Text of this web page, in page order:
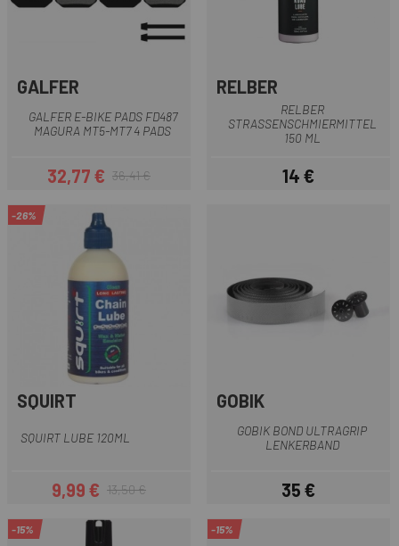
GALFER
GALFER E-BIKE PADS FD487
MAGURA MT5-MT7 4 PADS
Preis
32,77 €Regulärer Preis
36,41 €
RELBER
RELBER
STRASSENSCHMIERMITTEL 1
50 ML
Preis
14 €
-26%
SQUIRT
SQUIRT LUBE 120ML
Preis
9,99 €Regulärer Preis
13,50 €
GOBIK
GOBIK BOND ULTRAGRIP
LENKERBAND
Preis
35 €
-15% -15%